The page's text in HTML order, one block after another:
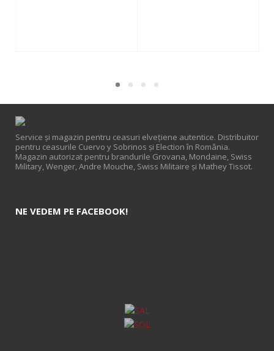
Service și magazin pentru ceasuri elveţiene autentice. Distribuitor
pentru ceasurile Cuervo y Sobrinos și Election în România.
Magazin autorizat pentru brandurile Grovana, Mondaine, Swiss
Military, Wenger, Andre Mouche, Swiss Militaire și Mathey Tissot.
NE VEDEM PE FACEBOOK!